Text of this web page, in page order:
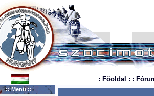
: Főoldal : :
:: Menü ::